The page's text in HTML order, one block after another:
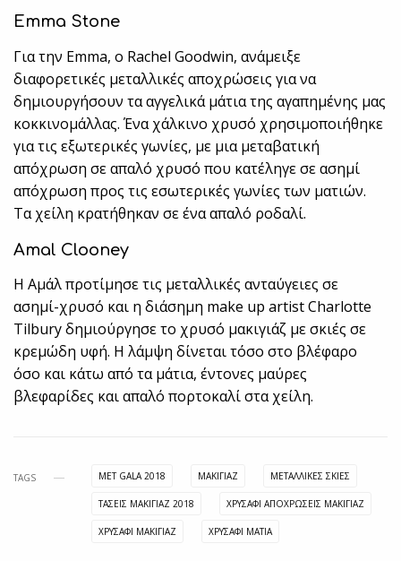
Emma Stone
Για την Emma, ο Rachel Goodwin, ανάμειξε
διαφορετικές μεταλλικές αποχρώσεις για να
δημιουργήσουν τα αγγελικά μάτια της αγαπημένης μας
κοκκινομάλλας. Ένα χάλκινο χρυσό χρησιμοποιήθηκε
για τις εξωτερικές γωνίες, με μια μεταβατική
απόχρωση σε απαλό χρυσό που κατέληγε σε ασημί
απόχρωση προς τις εσωτερικές γωνίες των ματιών.
Τα χείλη κρατήθηκαν σε ένα απαλό ροδαλί.
Amal Clooney
Η Αμάλ προτίμησε τις μεταλλικές ανταύγειες σε
ασημί-χρυσό και η διάσημη make up artist Charlotte
Tilbury δημιούργησε το χρυσό μακιγιάζ με σκιές σε
κρεμώδη υφή. Η λάμψη δίνεται τόσο στο βλέφαρο
όσο και κάτω από τα μάτια, έντονες μαύρες
βλεφαρίδες και απαλό πορτοκαλί στα χείλη.
TAGS MET GALA 2018 ΜΑΚΙΓΙΑΖ ΜΕΤΑΛΛΙΚΈΣ ΣΚΙΈΣ
ΤΆΣΕΙΣ ΜΑΚΙΓΙΆΖ 2018 ΧΡΥΣΑΦΊ ΑΠΟΧΡΏΣΕΙΣ ΜΑΚΙΓΙΆΖ
ΧΡΥΣΑΦΊ ΜΑΚΙΓΙΆΖ ΧΡΥΣΑΦΊ ΜΆΤΙΑ